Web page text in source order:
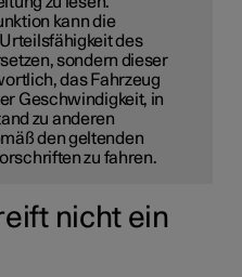
kann die
des
sondern dieser
das Fahrzeug
Geschwindigkeit, in
zu anderen
den geltenden
zu fahren.
nicht ein